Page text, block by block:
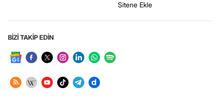
Sitene Ekle
BİZİ TAKİP EDİN